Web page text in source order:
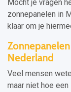
Mocht je vragen
zonnepanelen in
klaar om je
Nederland
Veel mensen
maar niet hoe